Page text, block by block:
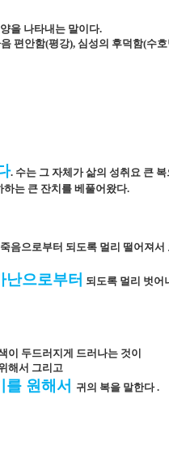
을 나타내는 말이다.
편안함(평강), 심성의 후덕함(수호
. 수는 그 자체가 삶의 성취요 큰
하는 큰 잔치를 베풀어왔다.
음으로부터 되도록 멀리 떨어져
으로부터 되도록 멀리 벗어
이 두드러지게 드러나는 것이
해서 그리고
원해서 귀의 복을 말한다.